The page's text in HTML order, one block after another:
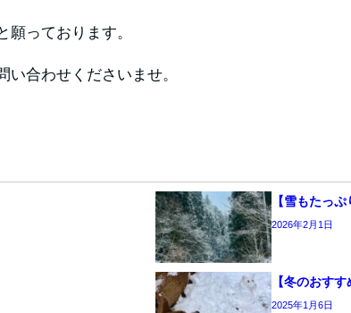
願っております。
合わせくださいませ。
【雪もたっ
2026年2月1日
【冬のおす
2025年1月6日